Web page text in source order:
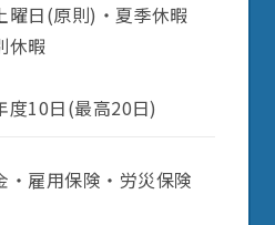
曜日(原則)・夏季休暇
休暇
度10日(最高20日)
・雇用保険・労災保険